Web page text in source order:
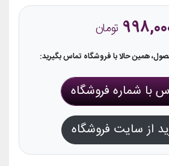
تومان
همین حالا با فروشگاه تماس بگیرید:
با شماره فروشگاه
از سایت فروشگاه